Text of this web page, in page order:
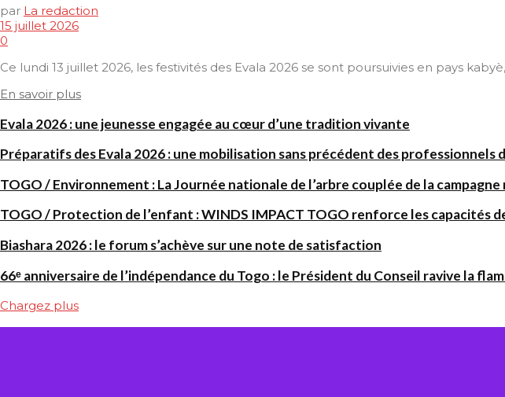
par La redaction
15 juillet 2026
0
Ce lundi 13 juillet 2026, les festivités des Evala 2026 se sont poursuivies en pays
En savoir plus
Evala 2026 : une jeunesse engagée au cœur d’une tradition vivante
Préparatifs des Evala 2026 : une mobilisation sans précédent des professionnels
TOGO / Environnement : La Journée nationale de l’arbre couplée de la
TOGO / Protection de l’enfant : WINDS IMPACT TOGO renforce les capacités
Biashara 2026 : le forum s’achève sur une note de satisfaction
66ᵉ anniversaire de l’indépendance du Togo : le Président du Conseil ravive la
Chargez plus